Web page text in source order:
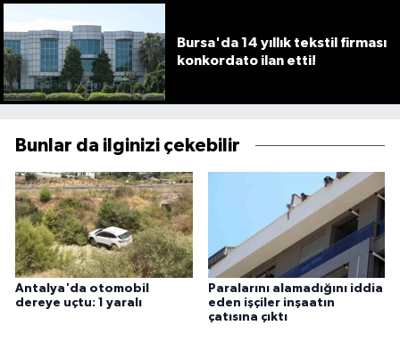
Bursa'da 14 yıllık tekstil firması
konkordato ilan etti!
Bunlar da ilginizi çekebilir
Antalya'da otomobil
dereye uçtu: 1 yaralı
Paralarını alamadığını iddia
eden işçiler inşaatın
çatısına çıktı